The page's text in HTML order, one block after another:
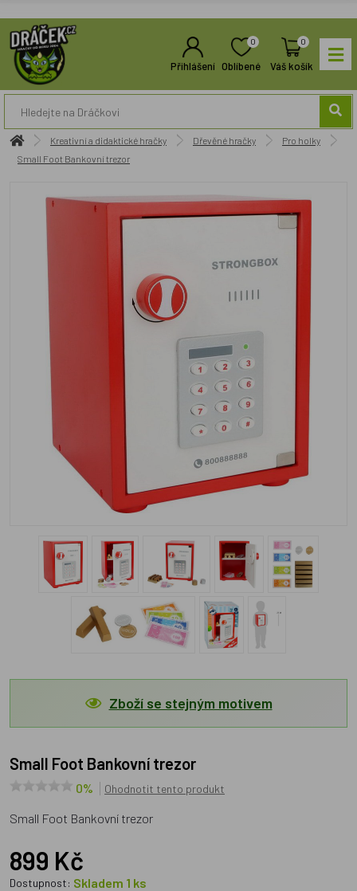
Přihlášení
0
Oblíbené
0
Váš košík
Kreativní a didaktické hračky Dřevěné hračky
Pro holky
Small Foot Bankovní trezor
Zboží se stejným motivem
Small Foot Bankovní trezor
0% Ohodnotit tento produkt
Small Foot Bankovní trezor
899 Kč
Dostupnost: Skladem 1 ks